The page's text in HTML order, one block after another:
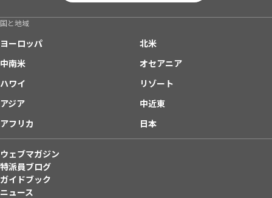
国と地域
ヨーロッパ
北米
中南米
オセアニア
ハワイ
リゾート
アジア
中近東
アフリカ
日本
ウェブマガジン
特派員ブログ
ガイドブック
ニュース